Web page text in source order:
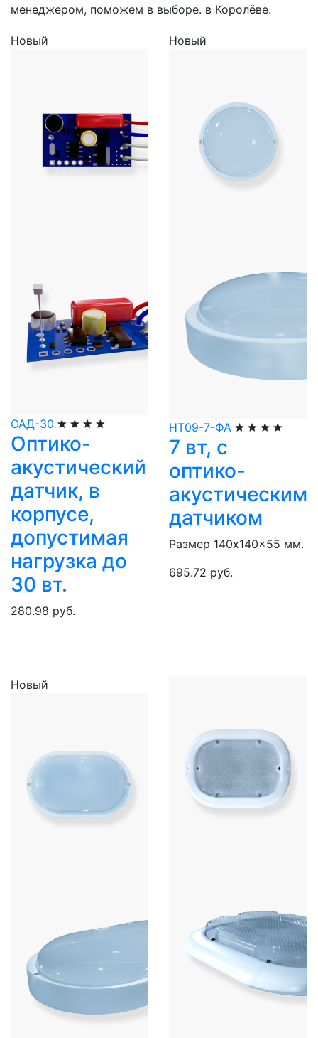
менеджером, поможем в выборе. в Королёве.
Новый
ОАД-30
Оптико-
акустический
датчик, в
корпусе,
допустимая
нагрузка до
30 вт.
280.98 руб.
Новый
НТ09-7-ФА
7 вт, с
оптико-
акустическим
датчиком
Размер 140x140x55 мм.
695.72 руб.
Новый